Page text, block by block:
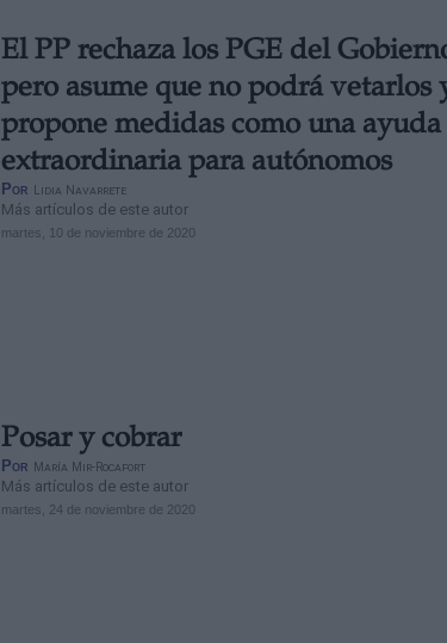
El PP rechaza los PGE del
pero asume que no podrá vetarlos
propone medidas como una ayuda
extraordinaria para autónomos
Por Lidia Navarrete
Más artículos de este autor
martes, 10 de noviembre de 2020
Posar y cobrar
Por María Mir-Rocafort
Más artículos de este autor
martes, 24 de noviembre de 2020